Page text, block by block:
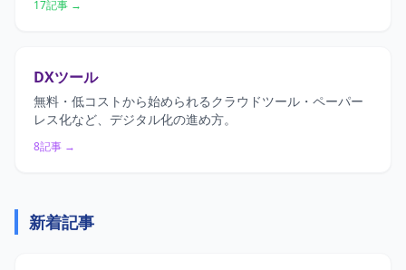
17記事 →
DXツール
無料・低コストから始められるクラウドツール・ペーパー
レス化など、デジタル化の進め方。
8記事 →
新着記事